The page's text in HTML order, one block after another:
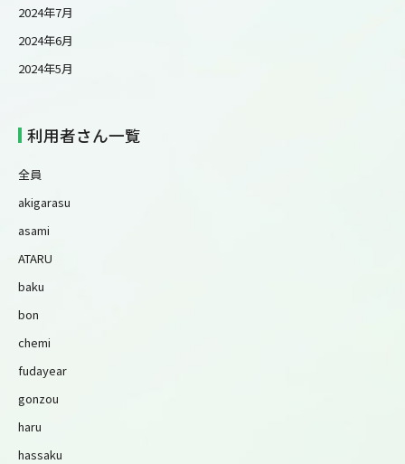
2024年7月
2024年6月
2024年5月
利用者さん一覧
全員
akigarasu
asami
ATARU
baku
bon
chemi
fudayear
gonzou
haru
hassaku